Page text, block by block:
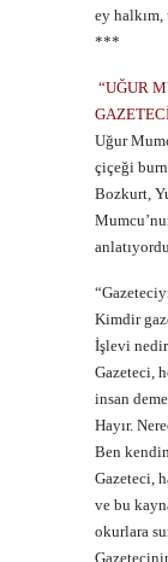
ey
***
“UĞUR
Uğur
çiçeği
Bozkurt,
Kimdir
İşlevi
Gazeteci,
insan
Hayır.
Ben
Gazeteci,
ve bu
okurlara